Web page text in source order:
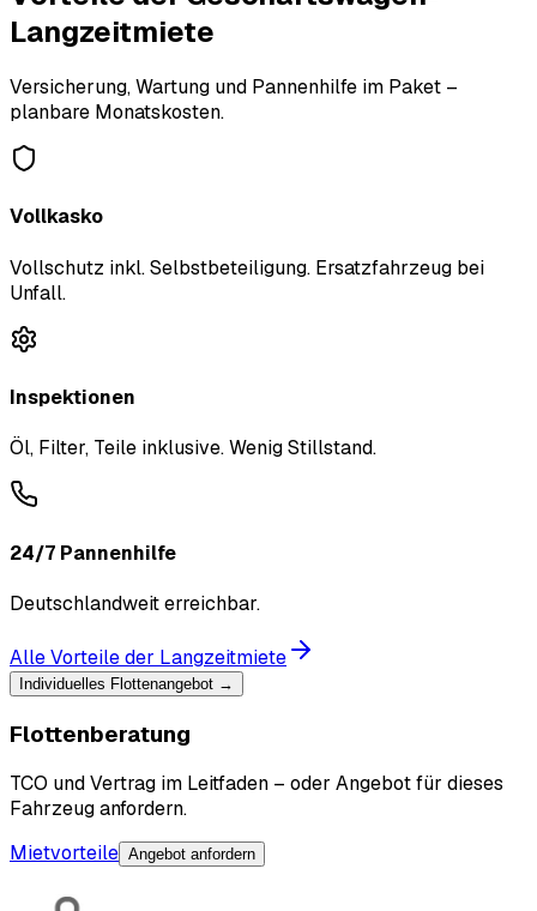
Langzeitmiete
Versicherung, Wartung und Pannenhilfe im Paket –
planbare Monatskosten.
Vollkasko
Vollschutz inkl. Selbstbeteiligung. Ersatzfahrzeug bei
Unfall.
Inspektionen
Öl, Filter, Teile inklusive. Wenig Stillstand.
24/7 Pannenhilfe
Deutschlandweit erreichbar.
Alle Vorteile der Langzeitmiete
Individuelles Flottenangebot →
Flottenberatung
TCO und Vertrag im Leitfaden – oder Angebot für dieses
Fahrzeug anfordern.
Mietvorteile Angebot anfordern